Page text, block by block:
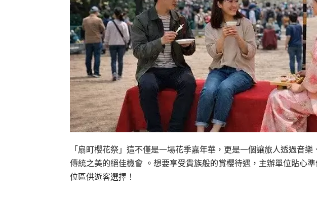
「扇町櫻花祭」這不僅是一場花季嘉年華，更是一個讓旅人透過音
傳統之美的絕佳機會 。想要享受貴族般的賞櫻待遇，主辦單位貼心
位區供遊客選擇！